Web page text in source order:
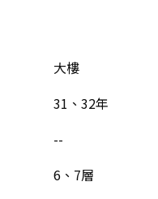
大樓
31、32年
--
6、7層